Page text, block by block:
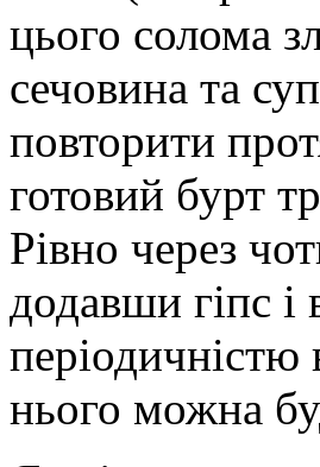
цього солома
сечовина та
повторити
готовий бурт
Рівно через
додавши гіпс і
періодичністю
нього можна